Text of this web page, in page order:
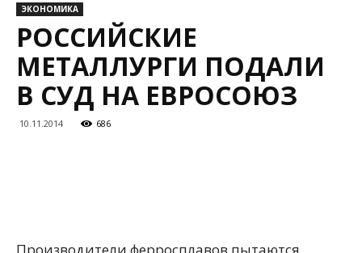
ЭКОНОМИКА
РОССИЙСКИЕ
МЕТАЛЛУРГИ ПОДАЛИ
В СУД НА ЕВРОСОЮЗ
10.11.2014 686